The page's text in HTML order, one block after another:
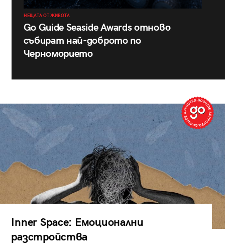
НЕЩАТА ОТ ЖИВОТА
Go Guide Seaside Awards отново
събират най-доброто по
Черноморието
Inner Space: Емоционални
разстройства